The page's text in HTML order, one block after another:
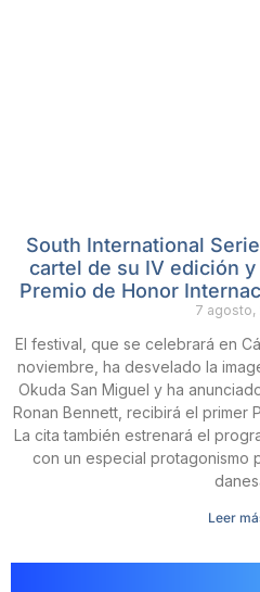
South International
cartel de su IV edición
Premio de Honor
7 agosto,
El festival, que se celebrará en
noviembre, ha desvelado la
Okuda San Miguel y ha
Ronan Bennett, recibirá el primer
La cita también estrenará el
con un especial protagonismo
Leer